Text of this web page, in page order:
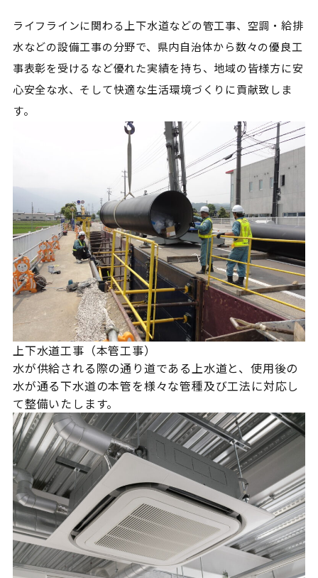
ライフラインに関わる上下水道などの管工事、空調・給排
水などの設備工事の分野で、県内自治体から数々の優良工
事表彰を受けるなど優れた実績を持ち、地域の皆様方に安
心安全な水、そして快適な生活環境づくりに貢献致しま
す。
上下水道工事（本管工事）
水が供給される際の通り道である上水道と、使用後の
水が通る下水道の本管を様々な管種及び工法に対応し
て整備いたします。